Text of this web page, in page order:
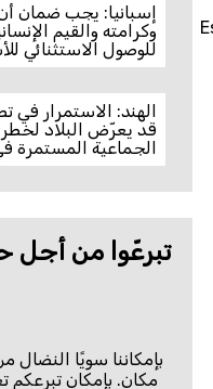
إسبانيا: يجب ضمان
وكرامته والقيم
للوصول الاستثنائي
الهند: الاستمرار في
قد يعرّض البلاد لخطر
الجماعية المستمرة
تبرعّوا من أجل
بإمكاننا سويًا
مكان. بإمكان تبرعكم